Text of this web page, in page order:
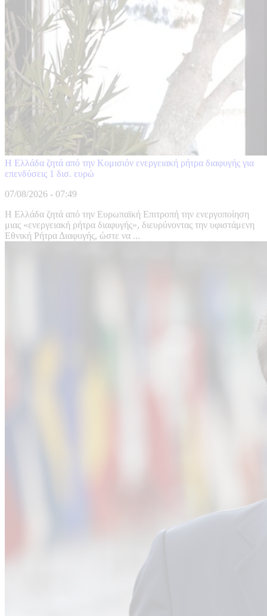
Η Ελλάδα ζητά από την Κομισιόν ενεργειακή ρήτρα διαφυγής για
επενδύσεις 1 δισ. ευρώ
07/08/2026 - 07:49
Η Ελλάδα ζητά από την Ευρωπαϊκή Επιτροπή την ενεργοποίηση
μιας «ενεργειακή ρήτρα διαφυγής», διευρύνοντας την υφιστάμενη
Εθνική Ρήτρα Διαφυγής, ώστε να ...